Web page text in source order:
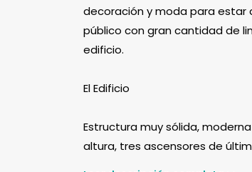
decoración y moda para estar
público con gran cantidad de
edificio.
El Edificio
Estructura muy sólida,
altura, tres ascensores de